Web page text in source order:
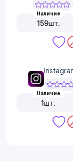
Наличие
159шт.
Наличие
1шт.